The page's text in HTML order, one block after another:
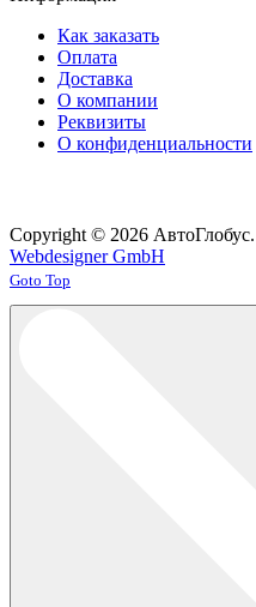
Как заказать
Оплата
Доставка
О компании
Реквизиты
О конфиденциальности
Copyright © 2026 АвтоГлобус.
Webdesigner GmbH
Joomla! 3 Templates
Goto Top